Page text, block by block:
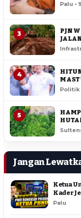
Palu •
3
PJN
4
Politik
5
Jangan
Ketua
Kader
Palu